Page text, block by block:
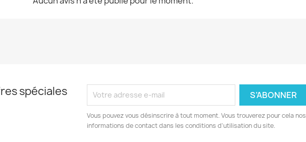
spéciales
Vous pouvez vous désinscrire à tout moment. Vous trouverez pour cela nos
informations de contact dans les conditions d'utilisation du site.